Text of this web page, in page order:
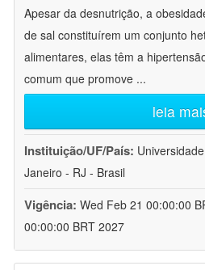
Apesar da desnutrição, a
de sal constituírem um conjunto
alimentares, elas têm a
comum que promove ...
leia
Instituição/UF/País:
Janeiro - RJ - Brasil
Vigência: Wed Feb 21 00:00:00
00:00:00 BRT 2027